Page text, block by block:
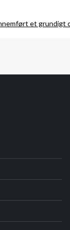
et grundigt